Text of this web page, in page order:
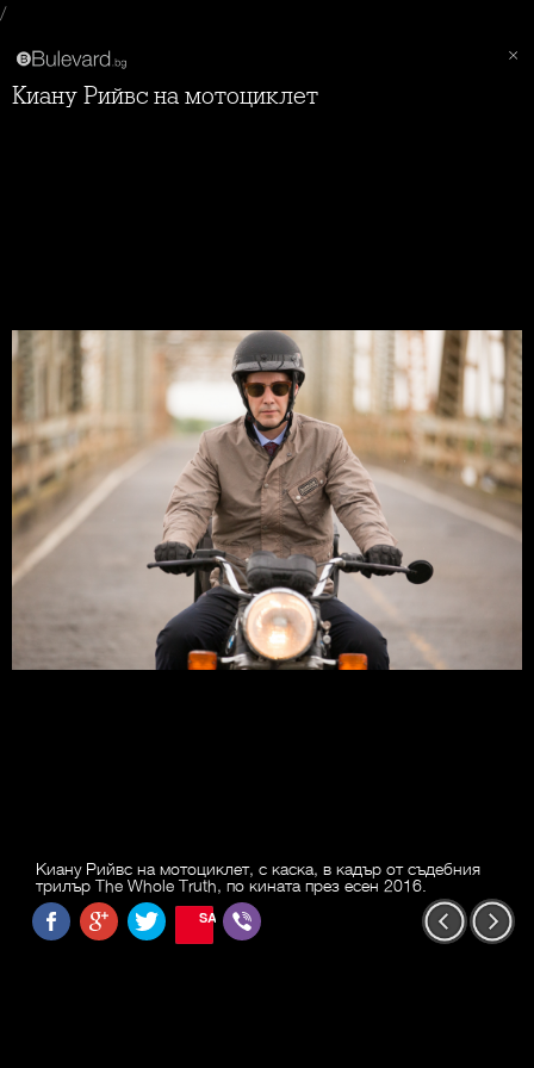
/
Киану Рийвс на мотоциклет
Киану Рийвс на мотоциклет, с каска, в кадър от съдебния
трилър The Whole Truth, по кината през есен 2016.
SAVE